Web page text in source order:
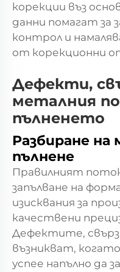
корекции въз
данни помагат за
контрол и
от корекционни
Дефекти,
металния
пълненето
Разбиране на
пълнене
Правилният
запълване на
изисквания за
качествени
Дефектите,
възникват,
успее напълно да